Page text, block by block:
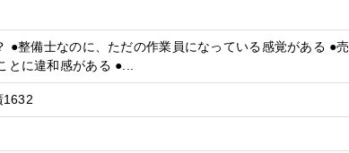
●整備士なのに、ただの作業員になっている感覚がある ●売
とに違和感がある ●...
1632